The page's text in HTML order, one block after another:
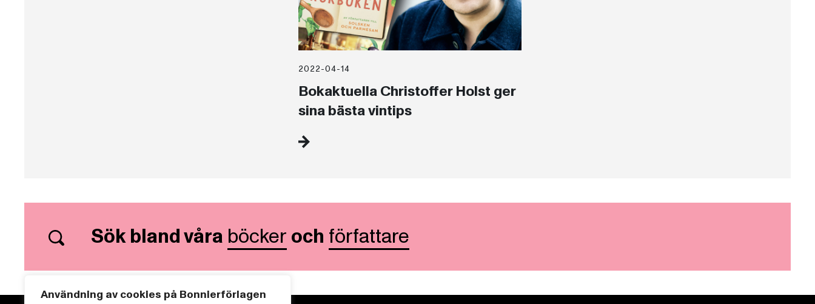
Användning av cookies på Bonnierförlagen
2022-04-14
Bokaktuella Christoffer Holst ger
sina bästa vintips
Sök bland våra böcker och författare